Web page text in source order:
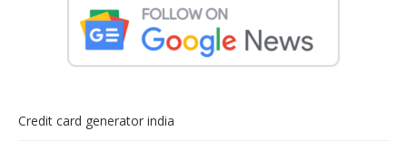
Credit card generator india